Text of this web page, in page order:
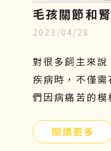
毛孩關節和
胞療法，只
醫學
2023/04/28
對很多飼主來
疾病時，不僅
們因病痛苦的
有沒有其他簡單
閱讀更多